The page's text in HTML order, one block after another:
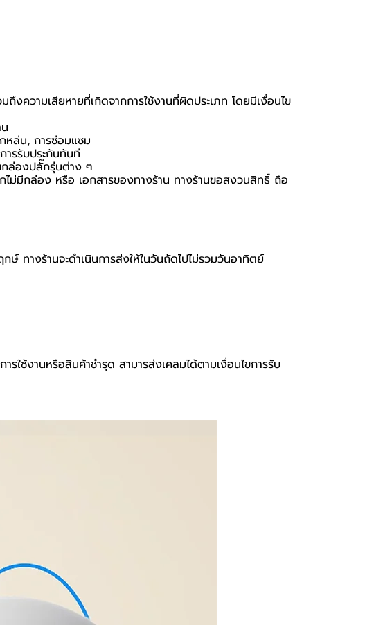
ความเสียหายที่เกิดจากการใช้งานที่ผิดประเภท โดยมีเงื่อนไข
หล่น, การซ่อมแซม
รรับประกันทันที
ล่องปลั๊กรุ่นต่าง ๆ
ม่มีกล่อง หรือ เอกสารของทางร้าน ทางร้านขอสงวนสิทธิ์ ถือ
ทางร้านจะดำเนินการส่งให้ในวันถัดไปไม่รวมวันอาทิตย์
ช้งานหรือสินค้าชำรุด สามารส่งเคลมได้ตามเงื่อนไขการรับ